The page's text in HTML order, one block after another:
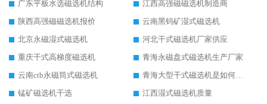
广东平板水选磁选机结构
江西高强磁磁选机制造商
陕西高强磁磁选机报价
云南黑钨矿湿式磁选机
北京永磁湿式磁选机
河北干式磁选机厂家供应
重庆干式高梯度磁选机
青海永磁盘式磁选机生产厂家
云南ctb永磁筒式磁选机
青海大型干式磁选机是如何选矿的
锰矿磁选机干选
江西湿式磁选机质量